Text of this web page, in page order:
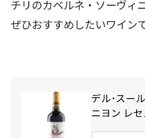
チリのカベルネ・ソーヴィ
ぜひおすすめしたいワインで
デル･スー
ニヨン レ